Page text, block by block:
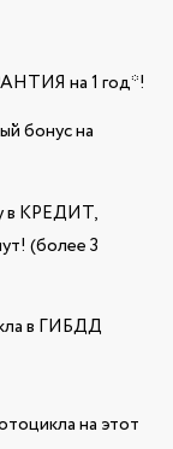
на 1 год*!
бонус на
в КРЕДИТ,
(более 3
в ГИБДД
на этот